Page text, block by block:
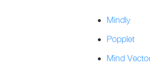
Mindly
Popplet
Mind